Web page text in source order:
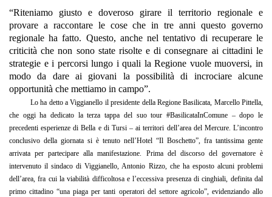
“Riteniamo giusto e doveroso girare il territorio regionale e
provare a raccontare le cose che in tre anni questo governo
regionale ha fatto. Questo, anche nel tentativo di recuperare le
criticità che non sono state risolte e di consegnare ai cittadinile
strategie e i percorsi lungo i quali la Regione vuole muoversi, in
modo da dare ai giovani la possibilità di incrociare alcune
opportunità che mettiamo in campo”.
Lo ha detto a Viggianello il presidente della Regione Basilicata, Marcello Pittella,
che oggi ha dedicato la terza tappa del suo tour #BasilicataInComune– dopo le
precedenti esperienze di Bella e di Tursi – ai territori dell’area del Mercure.L’incontro
conclusivo della giornata si è tenuto nell’Hotel “Il Boschetto”, fra tantissima gente
arrivataper parteciparealla manifestazione. Prima del discorso del governatoreè
intervenuto il sindaco di Viggianello, Antonio Rizzo, che ha esposto alcuni problemi
dell’area, fra cui la viabilità difficoltosa e l’eccessiva presenza di cinghiali, definitadal
primo cittadino“una piaga per tanti operatori del settore agricolo”, evidenziando allo